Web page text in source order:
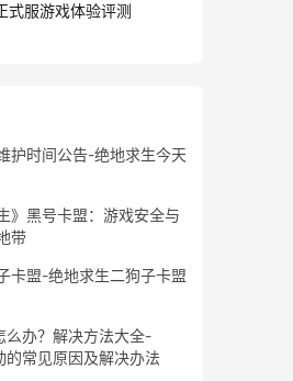
式服游戏体验评测
护时间公告-绝地求生今天
》黑号卡盟：游戏安全与
带
卡盟-绝地求生二狗子卡盟
么办？解决方法大全-
的常见原因及解决办法